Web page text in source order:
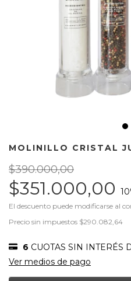
MOLINILLO CRISTAL
$390.000,00
$351.000,00 10
El descuento puede modificarse al
Precio sin impuestos $290.082,64
6 CUOTAS SIN INTERÉS
Ver medios de pago